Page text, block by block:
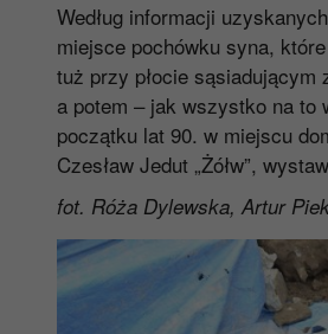
Według informacji
miejsce pochówku syna,
tuż przy płocie sąsiadującym
a potem – jak wszystko na to
początku lat 90. w miejscu
Czesław Jedut „Żółw”,
fot. Róża Dylewska, Artur